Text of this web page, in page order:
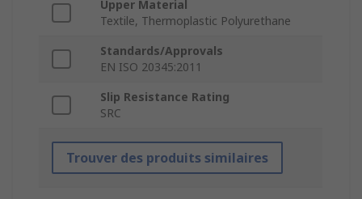
Upper Material
Textile, Thermoplastic Polyurethane
Standards/Approvals
EN ISO 20345:2011
Slip Resistance Rating
SRC
Trouver des produits similaires